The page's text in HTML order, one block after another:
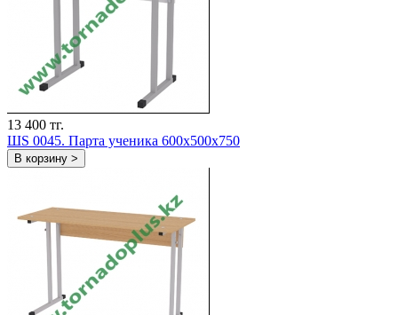
13 400 тг.
ШS 0045. Парта ученика 600х500х750
В корзину >